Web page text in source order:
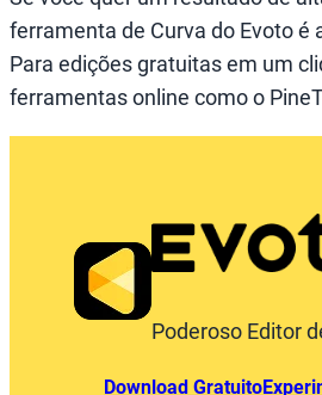
ferramenta de Curva do Evoto é
Para edições gratuitas em um
ferramentas online como o
Poderoso Editor
Download Gratuito